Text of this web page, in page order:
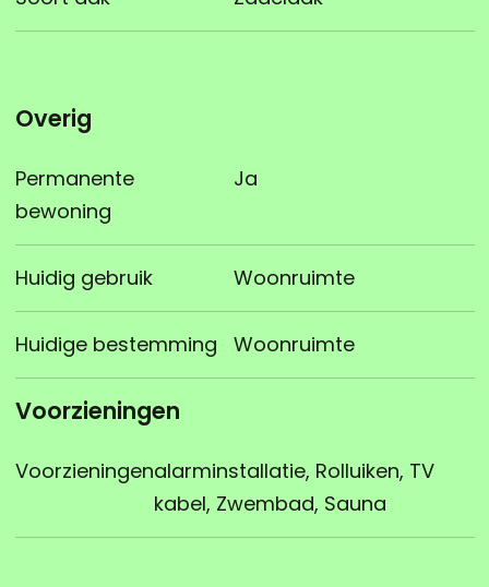
Overig
Permanente
bewoning
Ja
Huidig gebruik Woonruimte
Huidige bestemming Woonruimte
Voorzieningen
Voorzieningenalarminstallatie, Rolluiken, TV
kabel, Zwembad, Sauna